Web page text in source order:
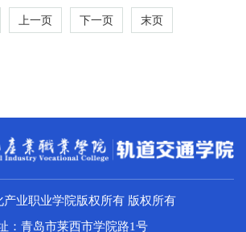
上一页 下一页 末页
产业职业学院版权所有 版权所有
：青岛市莱西市学院路1号